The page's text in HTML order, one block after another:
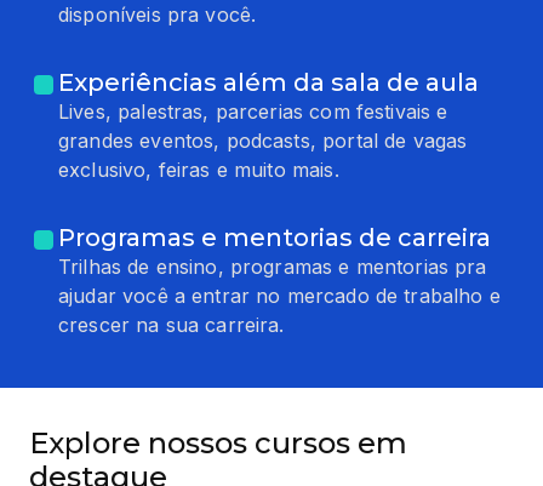
disponíveis pra você.
Experiências além da sala de aula
Lives, palestras, parcerias com festivais e
grandes eventos, podcasts, portal de vagas
exclusivo, feiras e muito mais.
Programas e mentorias de carreira
Trilhas de ensino, programas e mentorias pra
ajudar você a entrar no mercado de trabalho e
crescer na sua carreira.
Explore nossos cursos em
destaque